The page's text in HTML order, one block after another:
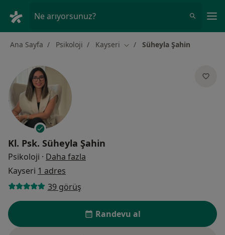
Ne arıyorsunuz?
Ana Sayfa Psikoloji Kayseri Şehir değiştir
Süheyla Şahin
Kl. Psk. Süheyla Şahin
Psikoloji · Daha fazla
Kayseri 1 adres
39 görüş
Randevu al